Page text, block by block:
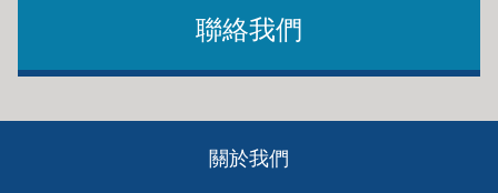
聯絡我們
關於我們